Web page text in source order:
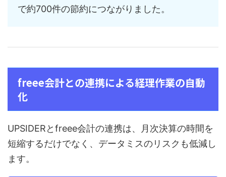
で約700件の節約につながりました。
freee会計との連携による経理作業の自動
化
UPSIDERとfreee会計の連携は、月次決算の時間を
短縮するだけでなく、データミスのリスクも低減し
ます。